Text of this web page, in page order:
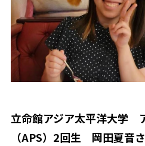
立命館アジア太平洋大学
（APS）2回生 岡田夏音